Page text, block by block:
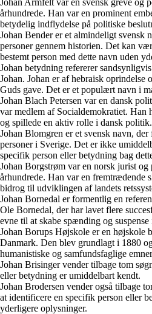
århundrede. Han var en prominent
betydelig indflydelse på politiske
Johan Bender er et almindeligt svensk
personer gennem historien. Det kan
bestemt person med dette navn uden
Johan betydning refererer
Johan. Johan er af hebraisk oprindelse
Guds gave. Det er et populært navn i
Johan Blach Petersen var en dansk
var medlem af Socialdemokratiet. Han
og spillede en aktiv rolle i dansk politik.
Johan Blomgren er et svensk navn,
personer i Sverige. Det er ikke
specifik person eller betydning bag
Johan Borgstrøm var en norsk jurist
århundrede. Han var en fremtrædende
bidrog til udviklingen af landets
Johan Bornedal er formentlig en
Ole Bornedal, der har lavet flere
evne til at skabe spænding og
Johan Borups Højskole er en højskole
Danmark. Den blev grundlagt i 1880
humanistiske og samfundsfaglige
Johan Brisinger vender tilbage tom
eller betydning er umiddelbart kendt.
Johan Brodersen vender også tilbage
at identificere en specifik person eller
yderligere oplysninger.